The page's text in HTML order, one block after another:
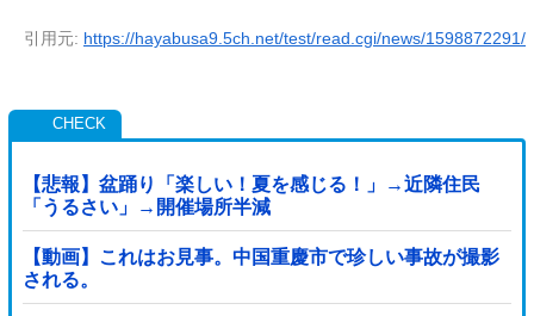
引用元: https://hayabusa9.5ch.net/test/read.cgi/news/1598872291/
【悲報】盆踊り「楽しい！夏を感じる！」→近隣住民
「うるさい」→開催場所半減
【動画】これはお見事。中国重慶市で珍しい事故が撮影
される。